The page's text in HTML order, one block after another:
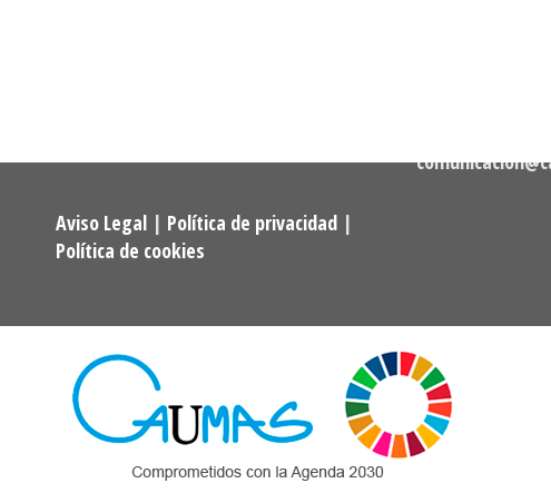
Aviso Legal | Política de privacidad |
Política de cookies